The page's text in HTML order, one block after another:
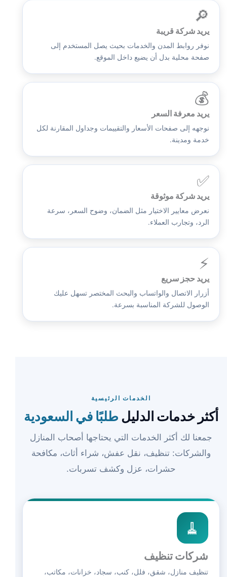
🔎
يريد شركة قريبة
نوفر روابط المدن والخدمات بحيث يصل المستخدم إلى
صفحة محلية بدل أن يضيع داخل الموقع.
💰
يريد معرفة السعر
نوجهه إلى صفحات الأسعار والتقييمات وجداول المقارنة لكل
خدمة ومدينة.
✅
يريد شركة موثوقة
نعرض معايير الاختيار مثل الضمان، وضوح السعر، سرعة
الرد، وتجارب العملاء.
⚡
يريد حجز سريع
أزرار الاتصال والواتساب والبحث المختصر تسهل عليك
الوصول للشركة المناسبة بسرعة.
الخدمات الرئيسية
أكثر خدمات الدليل طلبًا في السعودية
جمعنا لك أكثر الخدمات التي يحتاجها أصحاب المنازل
والشركات: تنظيف، نقل عفش، شراء أثاث، مكافحة
حشرات، عزل وكشف تسربات.
🧹
شركات تنظيف
تنظيف منازل، شقق، فلل، كنب، سجاد، خزانات، مكاتب،